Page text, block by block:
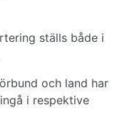
ställs både i
och land har
i respektive